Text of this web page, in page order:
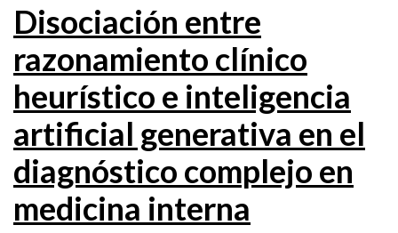
Disociación entre
razonamiento clínico
heurístico e inteligencia
artificial generativa en el
diagnóstico complejo en
medicina interna